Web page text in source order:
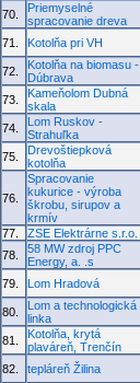
70.
Priemyselné
spracovanie dreva
71. Kotolňa pri VH
72.
Kotolňa na biomasu -
Dúbrava
73.
Kameňolom Dubná
skala
74.
Lom Ruskov -
Strahuľka
75.
Drevoštiepková
kotolňa
76.
Spracovanie
kukurice - výroba
škrobu, sirupov a
krmív
77. ZSE Elektrárne s.r.o.
78.
58 MW zdroj PPC
Energy, a. .s
79. Lom Hradová
80.
Lom a technologická
linka
81.
Kotolňa, krytá
plaváreň, Trenčín
82. tepláreň Žilina